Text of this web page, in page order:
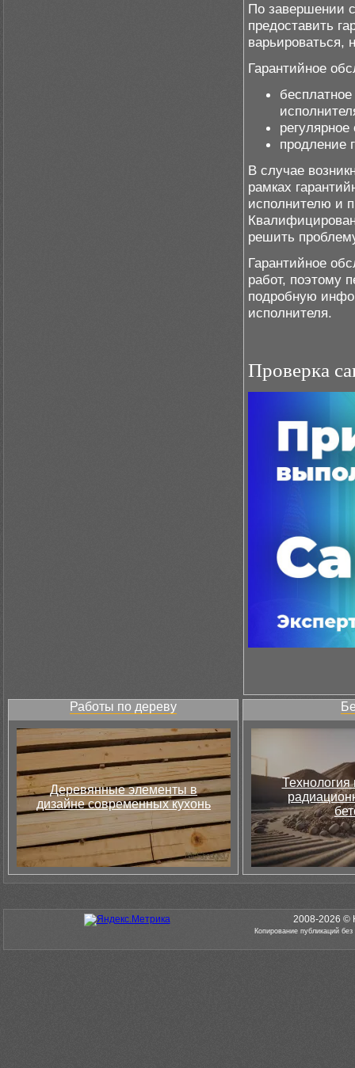
По завершении
предоставить
варьироваться,
Гарантийное
продление
В случае
рамках
исполнителю и
решить
Гарантийное
работ, поэтому
подробную
исполнителя.
Проверка
Работы по дереву
Деревянные элементы в
дизайне современных кухонь
Технология
2008-2026 ©
Копирование публикаций